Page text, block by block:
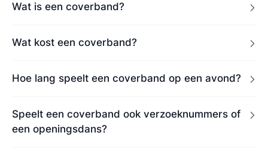
Wat is een coverband?
Wat kost een coverband?
Hoe lang speelt een coverband op een avond?
Speelt een coverband ook verzoeknummers of
een openingsdans?